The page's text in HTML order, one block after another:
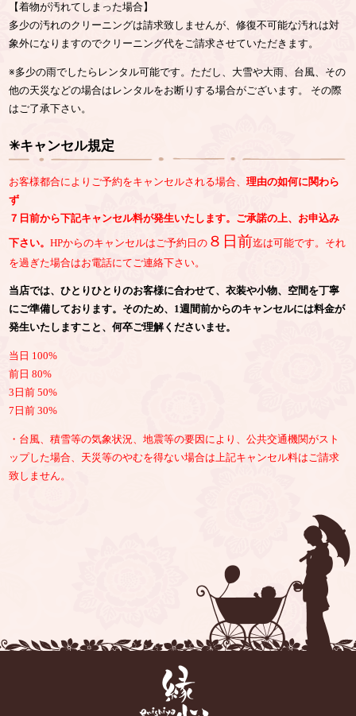
【着物が汚れてしまった場合】
多少の汚れのクリーニングは請求致しませんが、修復不可能な汚れは対
象外になりますのでクリーニング代をご請求させていただきます。
※多少の雨でしたらレンタル可能です。ただし、大雪や大雨、台風、その
他の天災などの場合はレンタルをお断りする場合がございます。 その際
はご了承下さい。
✳︎キャンセル規定
お客様都合によりご予約をキャンセルされる場合、理由の如何に関わら
ず
７日前から下記キャンセル料が発生いたします。ご承諾の上、お申込み
下さい。HPからのキャンセルはご予約日の ８日前迄は可能です。それ
を過ぎた場合はお電話にてご連絡下さい。
当店では、ひとりひとりのお客様に合わせて、衣装や小物、空間を丁寧
にご準備しております。そのため、1週間前からのキャンセルには料金が
発生いたしますこと、何卒ご理解くださいませ。
当日 100%
前日 80%
3日前 50%
7日前 30%
・台風、積雪等の気象状況、地震等の要因により、公共交通機関がスト
ップした場合、天災等のやむを得ない場合は上記キャンセル料はご請求
致しません。